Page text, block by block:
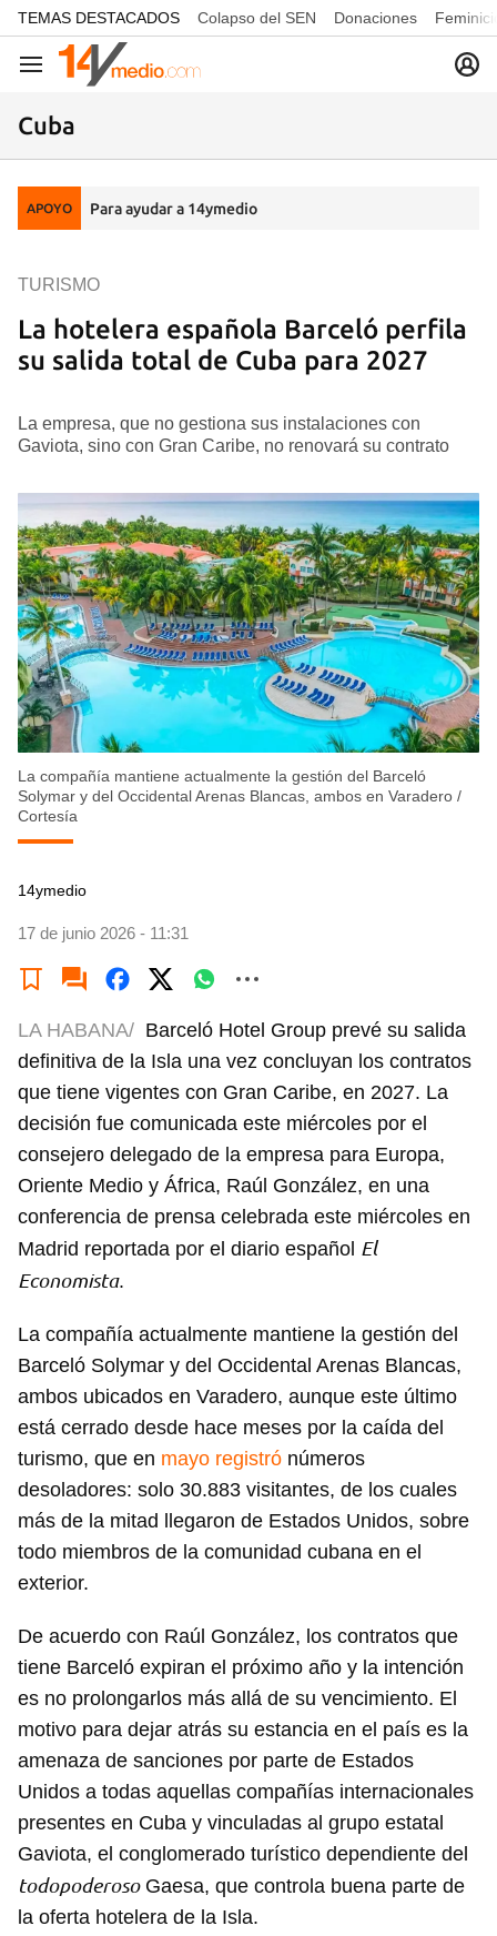
common.go-to-content
TEMAS DESTACADOS Colapso del SEN Donaciones
Navegación
Cuba
APOYO Para ayudar a 14ymedio
La hotelera española Barceló perfila
su salida total de Cuba para 2027
TURISMO
La empresa, que no gestiona sus instalaciones con
Gaviota, sino con Gran Caribe, no renovará su contrato
La compañía mantiene actualmente la gestión del Barceló
Solymar y del Occidental Arenas Blancas, ambos en Varadero /
Cortesía
14ymedio
17 de junio 2026 - 11:31
LA HABANA/ Barceló Hotel Group prevé su salida
definitiva de la Isla una vez concluyan los contratos
que tiene vigentes con Gran Caribe, en 2027. La
decisión fue comunicada este miércoles por el
consejero delegado de la empresa para Europa,
Oriente Medio y África, Raúl González, en una
conferencia de prensa celebrada este miércoles en
Madrid reportada por el diario español El
Economista.
La compañía actualmente mantiene la gestión del
Barceló Solymar y del Occidental Arenas Blancas,
ambos ubicados en Varadero, aunque este último
está cerrado desde hace meses por la caída del
turismo, que en mayo registró números
desoladores: solo 30.883 visitantes, de los cuales
más de la mitad llegaron de Estados Unidos, sobre
todo miembros de la comunidad cubana en el
exterior.
De acuerdo con Raúl González, los contratos que
tiene Barceló expiran el próximo año y la intención
es no prolongarlos más allá de su vencimiento. El
motivo para dejar atrás su estancia en el país es la
amenaza de sanciones por parte de Estados
Unidos a todas aquellas compañías internacionales
presentes en Cuba y vinculadas al grupo estatal
Gaviota, el conglomerado turístico dependiente del
todopoderosoGaesa, que controla buena parte de
la oferta hotelera de la Isla.